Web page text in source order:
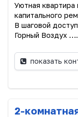
Уютная
капитального
В шаговой
Горный Воздух
показать
2-